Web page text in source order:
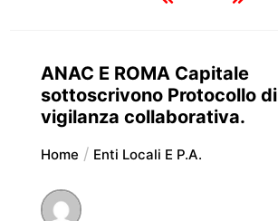
ANAC E ROMA Capitale
sottoscrivono Protocollo di
vigilanza collaborativa.
Home Enti Locali E P.A.